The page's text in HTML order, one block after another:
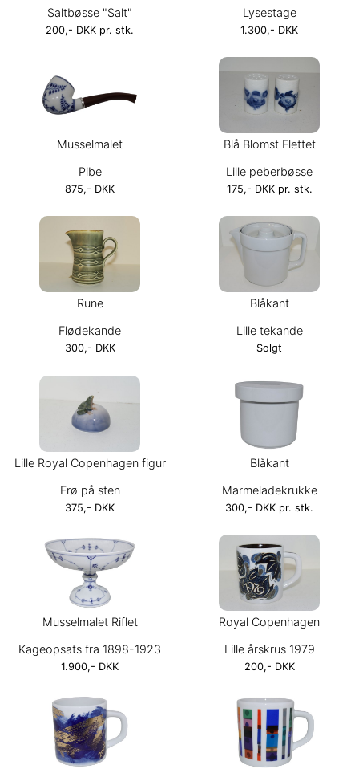
Saltbøsse "Salt"
200,- DKK pr. stk.
Lysestage
1.300,- DKK
Musselmalet
Pibe
875,- DKK
Blå Blomst Flettet
Lille peberbøsse
175,- DKK pr. stk.
Rune
Flødekande
300,- DKK
Blåkant
Lille tekande
Solgt
Lille Royal Copenhagen figur
Frø på sten
375,- DKK
Blåkant
Marmeladekrukke
300,- DKK pr. stk.
Musselmalet Riflet
Kageopsats fra 1898-1923
1.900,- DKK
Royal Copenhagen
Lille årskrus 1979
200,- DKK